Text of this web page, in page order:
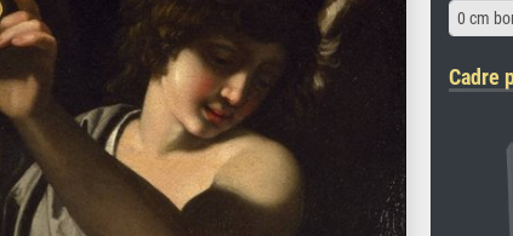
0 cm
Cadre